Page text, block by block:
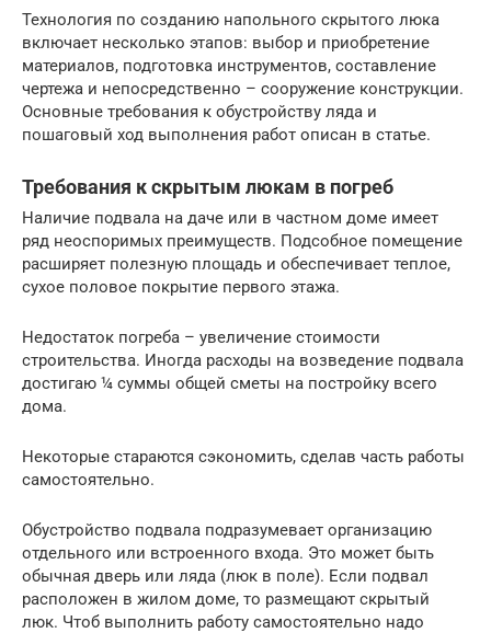
Технология по созданию напольного скрытого люка
включает несколько этапов: выбор и приобретение
материалов, подготовка инструментов, составление
чертежа и непосредственно – сооружение конструкции.
Основные требования к обустройству ляда и
пошаговый ход выполнения работ описан в статье.
Требования к скрытым люкам в погреб
Наличие подвала на даче или в частном доме имеет
ряд неоспоримых преимуществ. Подсобное помещение
расширяет полезную площадь и обеспечивает теплое,
сухое половое покрытие первого этажа.
Недостаток погреба – увеличение стоимости
строительства. Иногда расходы на возведение подвала
достигаю ¼ суммы общей сметы на постройку всего
дома.
Некоторые стараются сэкономить, сделав часть работы
самостоятельно.
Обустройство подвала подразумевает организацию
отдельного или встроенного входа. Это может быть
обычная дверь или ляда (люк в поле). Если подвал
расположен в жилом доме, то размещают скрытый
люк. Чтоб выполнить работу самостоятельно надо